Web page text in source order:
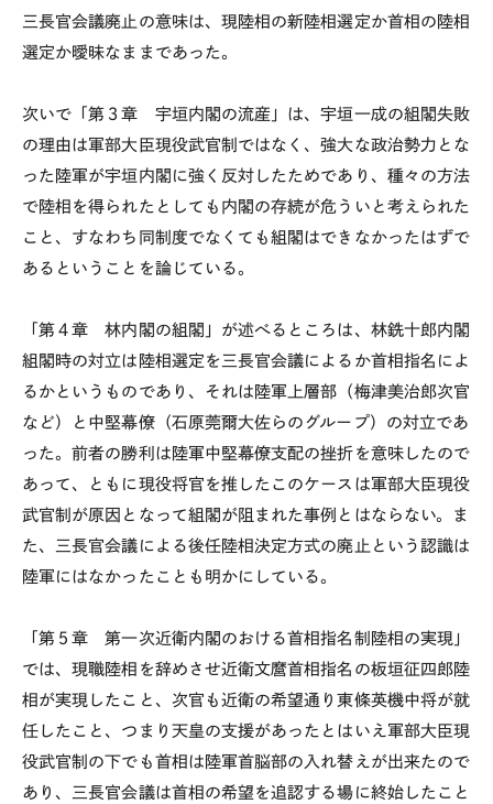
三長官会議廃止の意味は、現陸相の新陸相選定か首相の陸相
選定か曖昧なままであった。
次いで「第３章 宇垣内閣の流産」は、宇垣一成の組閣失敗
の理由は軍部大臣現役武官制ではなく、強大な政治勢力とな
った陸軍が宇垣内閣に強く反対したためであり、種々の方法
で陸相を得られたとしても内閣の存続が危ういと考えられた
こと、すなわち同制度でなくても組閣はできなかったはずで
あるということを論じている。
「第４章 林内閣の組閣」が述べるところは、林銑十郎内閣
組閣時の対立は陸相選定を三長官会議によるか首相指名によ
るかというものであり、それは陸軍上層部（梅津美治郎次官
など）と中堅幕僚（石原莞爾大佐らのグループ）の対立であ
った。前者の勝利は陸軍中堅幕僚支配の挫折を意味したので
あって、ともに現役将官を推したこのケースは軍部大臣現役
武官制が原因となって組閣が阻まれた事例とはならない。ま
た、三長官会議による後任陸相決定方式の廃止という認識は
陸軍にはなかったことも明かにしている。
「第５章 第一次近衛内閣のおける首相指名制陸相の実現」
では、現職陸相を辞めさせ近衛文麿首相指名の板垣征四郎陸
相が実現したこと、次官も近衛の希望通り東條英機中将が就
任したこと、つまり天皇の支援があったとはいえ軍部大臣現
役武官制の下でも首相は陸軍首脳部の入れ替えが出来たので
あり、三長官会議は首相の希望を追認する場に終始したこと